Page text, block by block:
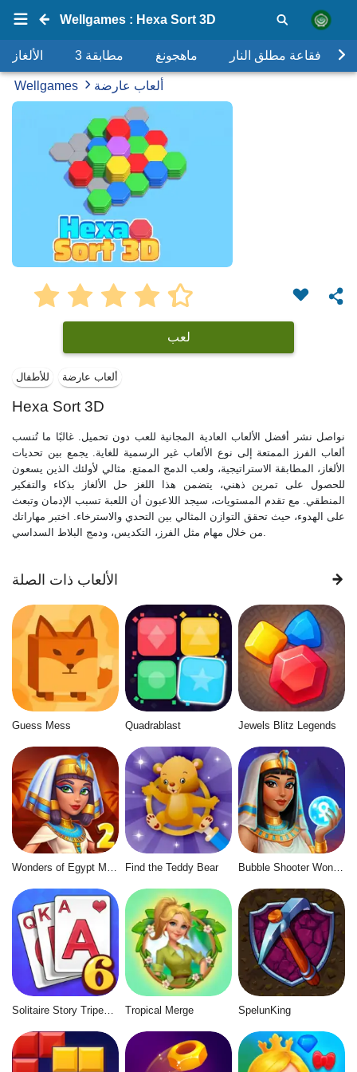
Wellgames : Hexa Sort 3D
الألغاز مطابقة 3 ماهجونغ فقاعة مطلق النار
Wellgames ألعاب عارضة
لعب
للأطفال ألعاب عارضة
Hexa Sort 3D
نواصل نشر أفضل الألعاب العادية المجانية للعب دون تحميل. غالبًا ما تُنسب
ألعاب الفرز الممتعة إلى نوع الألعاب غير الرسمية للغاية. يجمع بين تحديات
الألغاز، المطابقة الاستراتيجية، ولعب الدمج الممتع. مثالي لأولئك الذين يسعون
للحصول على تمرين ذهني، يتضمن هذا اللغز حل الألغاز بذكاء والتفكير
المنطقي. مع تقدم المستويات، سيجد اللاعبون أن اللعبة تسبب الإدمان وتبعث
على الهدوء، حيث تحقق التوازن المثالي بين التحدي والاسترخاء. اختبر مهاراتك
الألعاب ذات الصلة
Guess Mess Quadrablast Jewels Blitz Legends
Wonders of Egypt Match 2 Find the Teddy Bear Bubble Shooter Wonders of Egypt
Tropical Merge SpelunKing